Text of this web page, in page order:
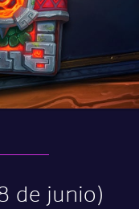
de junio)